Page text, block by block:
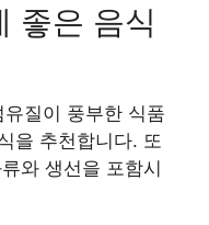
좋은 음식
질이 풍부한 식품
을 추천합니다. 또
와 생선을 포함시